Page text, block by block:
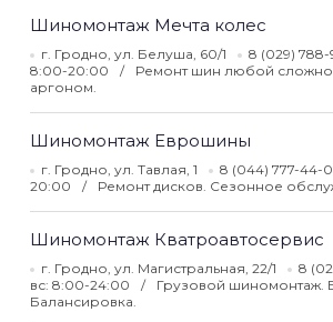
Шиномонтаж Мечта колес
г. Гродно, ул. Белуша, 60/1 8 (029) 788-
8:00-20:00
Ремонт шин любой
аргоном.
Шиномонтаж Еврошины
г. Гродно, ул. Тавлая, 1 8 (044) 777-44-
20:00
Ремонт дисков. Сезонное
Шиномонтаж Кватроавтосервис
г. Гродно, ул. Магистральная, 22/1 8
вс: 8:00-24:00
Грузовой шиномонтаж.
Балансировка.